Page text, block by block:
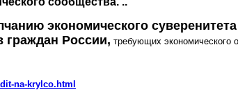
экономического
граждан России, требующих экономического
na-krylco.html